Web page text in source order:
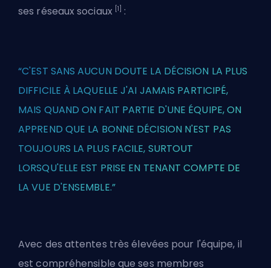
ses réseaux sociaux [1] :
“C'EST SANS AUCUN DOUTE LA DÉCISION LA PLUS
DIFFICILE À LAQUELLE J'AI JAMAIS PARTICIPÉ,
MAIS QUAND ON FAIT PARTIE D'UNE ÉQUIPE, ON
APPREND QUE LA BONNE DÉCISION N'EST PAS
TOUJOURS LA PLUS FACILE, SURTOUT
LORSQU'ELLE EST PRISE EN TENANT COMPTE DE
LA VUE D'ENSEMBLE.”
Avec des attentes très élevées pour l'équipe, il
est compréhensible que ses membres